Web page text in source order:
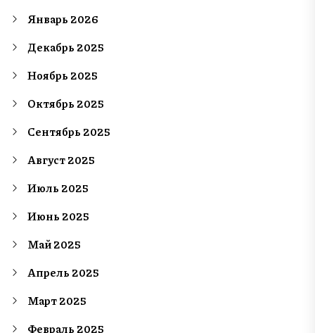
Январь 2026
Декабрь 2025
Ноябрь 2025
Октябрь 2025
Сентябрь 2025
Август 2025
Июль 2025
Июнь 2025
Май 2025
Апрель 2025
Март 2025
Февраль 2025